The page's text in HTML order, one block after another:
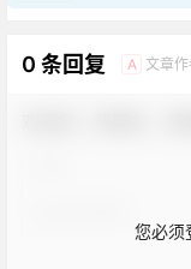
0 条回复 A 文章作
您必须